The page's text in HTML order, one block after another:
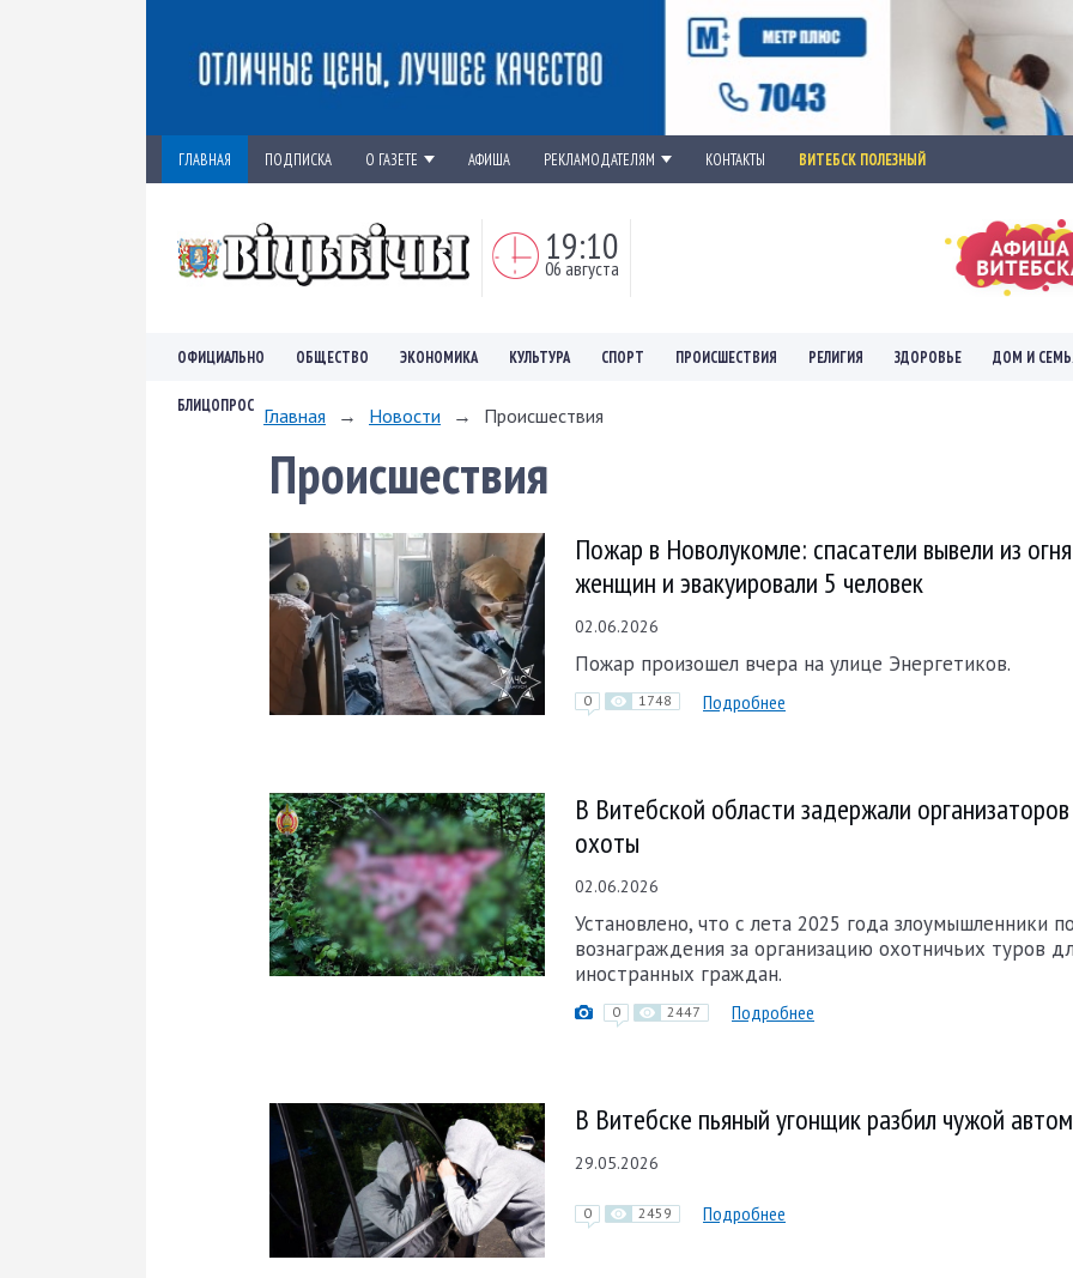
ГЛАВНАЯ ПОДПИСКА О ГАЗЕТЕ АФИША РЕКЛАМОДАТЕЛЯМ КОНТАКТЫ ВИТЕБСК ПОЛЕЗНЫЙ
19:10
06 августа
ОФИЦИАЛЬНО ОБЩЕСТВО ЭКОНОМИКА КУЛЬТУРА СПОРТ ПРОИСШЕСТВИЯ РЕЛИГИЯ ЗДОРОВЬЕ ДОМ И
БЛИЦОПРОС Главная → Новости → Происшествия
Происшествия
Пожар в Новолукомле: спасатели вывели из
женщин и эвакуировали 5 человек
02.06.2026
Пожар произошел вчера на улице Энергетиков.
0 1748 Подробнее
В Витебской области задержали
охоты
02.06.2026
Установлено, что с лета 2025 года злоумышленники
вознаграждения за организацию охотничьих туров
иностранных граждан.
0 2447 Подробнее
В Витебске пьяный угонщик разбил чужой
29.05.2026
0 2459 Подробнее